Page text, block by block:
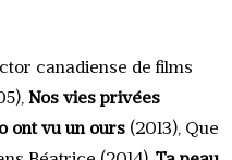
canadiense de films
Nos vies privées
ont vu un ours (2013), Que